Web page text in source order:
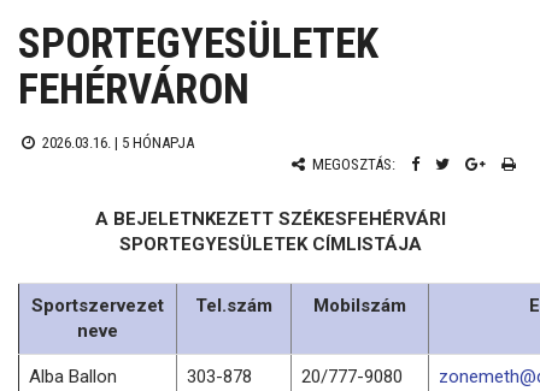
SPORTEGYESÜLETEK
FEHÉRVÁRON
2026.03.16. | 5 HÓNAPJA
MEGOSZTÁS:
A BEJELETNKEZETT SZÉKESFEHÉRVÁRI
SPORTEGYESÜLETEK CÍMLISTÁJA
Sportszervezet
neve
Tel.szám Mobilszám
Alba Ballon
303-878 20/777-9080